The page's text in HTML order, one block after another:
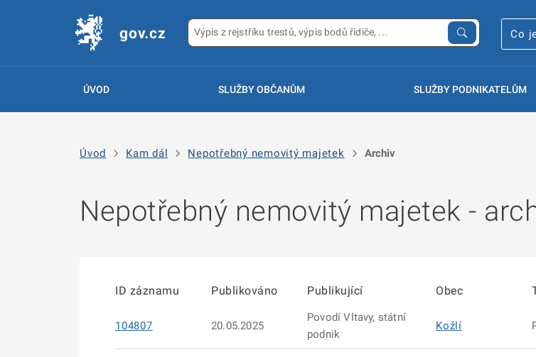
gov.cz Co
ÚVOD SLUŽBY OBČANŮM SLUŽBY PODNIKATELŮM
Úvod Kam dál Nepotřebný nemovitý majetek Archiv
Nepotřebný nemovitý majetek -
ID záznamu Publikováno Publikující Obec
104807 20.05.2025
Povodí Vltavy, státní
podnik
Kožlí